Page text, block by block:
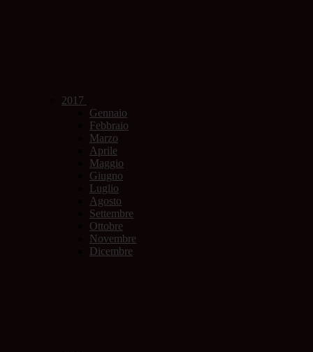
2017
Gennaio
Febbraio
Marzo
Aprile
Maggio
Giugno
Luglio
Agosto
Settembre
Ottobre
Novembre
Dicembre